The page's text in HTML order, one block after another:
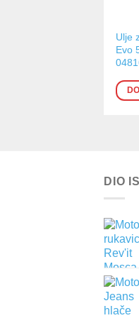
Ulje
Evo
DIO